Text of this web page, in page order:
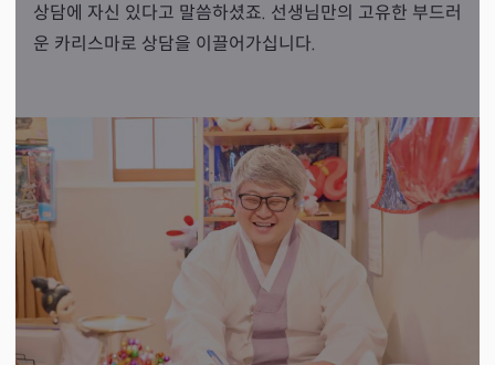
상담에 자신 있다고 말씀하셨죠. 선생님만의 고유한 부드러
운 카리스마로 상담을 이끌어가십니다.